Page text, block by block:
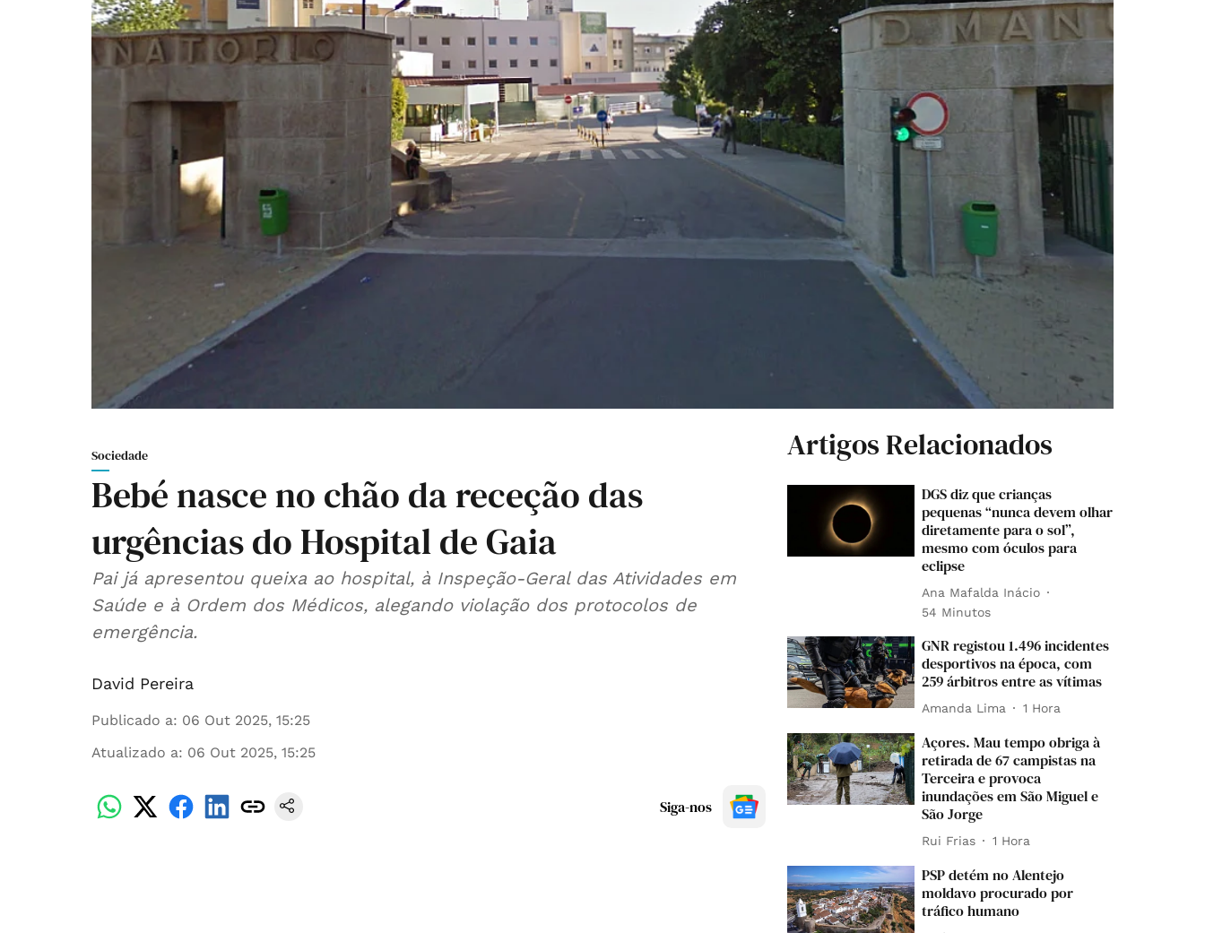
Sociedade
Bebé nasce no chão da receção das
urgências do Hospital de Gaia
Pai já apresentou queixa ao hospital, à Inspeção-Geral das Atividades em
Saúde e à Ordem dos Médicos, alegando violação dos protocolos de
emergência.
David Pereira
Publicado a: 06 Out 2025, 15:25
Atualizado a: 06 Out 2025, 15:25
Siga-nos
Artigos Relacionados
DGS diz que crianças
pequenas “nunca devem olhar
diretamente para o sol”,
mesmo com óculos para
eclipse
Ana Mafalda Inácio
54 Minutos
GNR registou 1.496 incidentes
desportivos na época, com
259 árbitros entre as vítimas
Amanda Lima 1 Hora
Açores. Mau tempo obriga à
retirada de 67 campistas na
Terceira e provoca
inundações em São Miguel e
São Jorge
Rui Frias 1 Hora
PSP detém no Alentejo
moldavo procurado por
tráfico humano